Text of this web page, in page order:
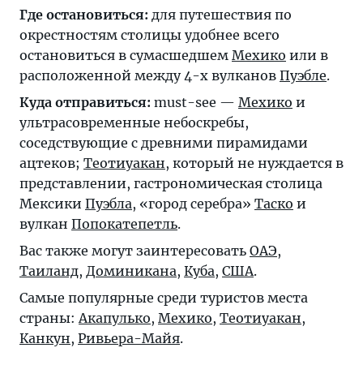
Где остановиться: для путешествия по
окрестностям столицы удобнее всего
остановиться в сумасшедшем Мехико или в
расположенной между 4-х вулканов Пуэбле.
Куда отправиться: must-see — Мехико и
ультрасовременные небоскребы,
соседствующие с древними пирамидами
ацтеков; Теотиуакан, который не нуждается в
представлении, гастрономическая столица
Мексики Пуэбла, «город серебра» Таско и
вулкан Попокатепетль.
Вас также могут заинтересовать ОАЭ,
Таиланд, Доминикана, Куба, США.
Самые популярные среди туристов места
страны:Акапулько, Мехико, Теотиуакан,
Канкун, Ривьера-Майя.